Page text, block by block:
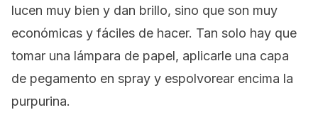
lucen muy bien y dan brillo, sino que son muy
económicas y fáciles de hacer. Tan solo hay que
tomar una lámpara de papel, aplicarle una capa
de pegamento en spray y espolvorear encima la
purpurina.